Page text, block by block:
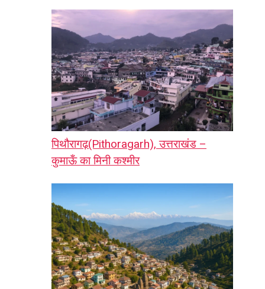
पिथौरागढ़(Pithoragarh), उत्तराखंड –
कुमाऊँ का मिनी कश्मीर